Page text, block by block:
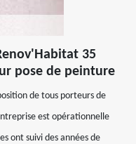
35
pose de peinture
de tous porteurs de
est opérationnelle
ont suivi des années de